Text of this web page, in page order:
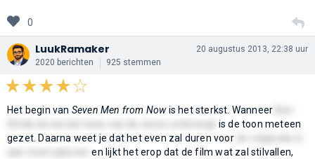
0
LuukRamaker
2020 berichten 925 stemmen
20 augustus 2013, 22:38 uur
Het begin van Seven Men from Nowis het sterkst. Wanneer
is de toon meteen
gezet. Daarna weet je dat het even zal duren voor
en lijkt het erop dat de film wat zal stilvallen,